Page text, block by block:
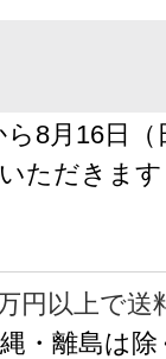
8月16日
ただきます
円以上で送
・離島は